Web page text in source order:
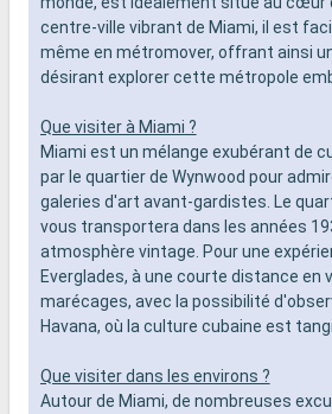
centre-ville vibrant de Miami, il est
même en métromover, offrant ainsi
désirant explorer cette métropole
Que visiter à Miami ?
Miami est un mélange exubérant de
par le quartier de Wynwood pour
galeries d'art avant-gardistes. Le
vous transportera dans les années
atmosphère vintage. Pour une
Everglades, à une courte distance
marécages, avec la possibilité
Havana, où la culture cubaine est
Que visiter dans les environs ?
Autour de Miami, de nombreuses